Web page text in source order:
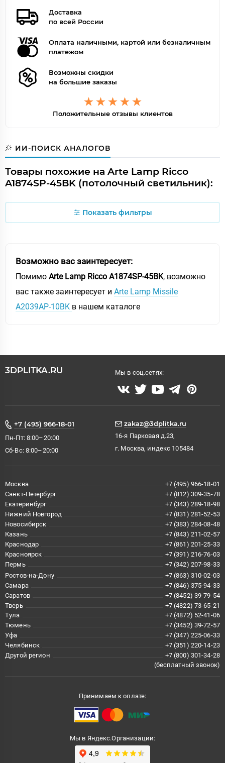
Доставка
по всей России
Оплата наличными, картой или безналичным
платежом
Возможны скидки
на большие заказы
Положительные отзывы клиентов
ИИ-ПОИСК АНАЛОГОВ
Товары похожие на Arte Lamp Ricco
A1874SP-45BK (потолочный светильник):
Показать фильтры
Возможно вас заинтересует:
Помимо Arte Lamp Ricco A1874SP-45BK, возможно
вас также заинтересует и Arte Lamp Missile
A2039AP-10BK в нашем каталоге
3DPLITKA.RU Мы в соц.сетях:
+7 (495) 966-18-01
Пн-Пт: 8:00–20:00
Сб-Вс: 8:00–20:00
zakaz@3dplitka.ru
16-я Парковая д.23,
г. Москва, индекс 105484
Москва
+7 (495) 966-18-01
Санкт-Петербург
+7 (812) 309-35-78
Екатеринбург
+7 (343) 289-18-98
Нижний Новгород
+7 (831) 281-52-53
Новосибирск
+7 (383) 284-08-48
Казань
+7 (843) 211-02-57
Краснодар
+7 (861) 201-25-33
Красноярск
+7 (391) 216-76-03
Пермь
+7 (342) 207-98-33
Ростов-на-Дону
+7 (863) 310-02-03
Самара
+7 (846) 375-94-33
Саратов
+7 (8452) 39-79-54
Тверь
+7 (4822) 73-65-21
Тула
+7 (4872) 52-41-06
Тюмень
+7 (3452) 39-72-57
Уфа
+7 (347) 225-06-33
Челябинск
+7 (351) 220-14-23
Другой регион
+7 (800) 301-34-28
(бесплатный звонок)
Принимаем к оплате:
Мы в Яндекс.Организации: